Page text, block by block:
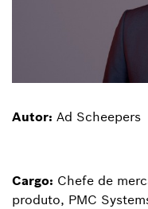
Autor: Ad Scheepers
Cargo: Chefe de
produto, PMC